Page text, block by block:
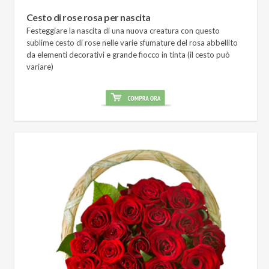
Cesto di rose rosa per nascita
Festeggiare la nascita di una nuova creatura con questo
sublime cesto di rose nelle varie sfumature del rosa abbellito
da elementi decorativi e grande fiocco in tinta (il cesto può
variare)